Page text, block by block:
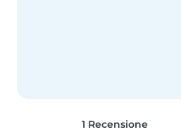
1 Recensione